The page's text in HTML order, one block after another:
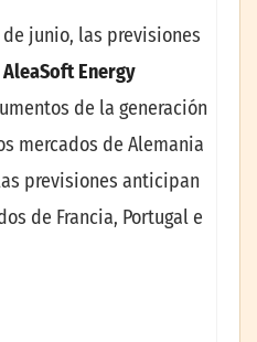
de junio, las previsiones
AleaSoft Energy
de la generación
mercados de Alemania
previsiones anticipan
de Francia, Portugal e